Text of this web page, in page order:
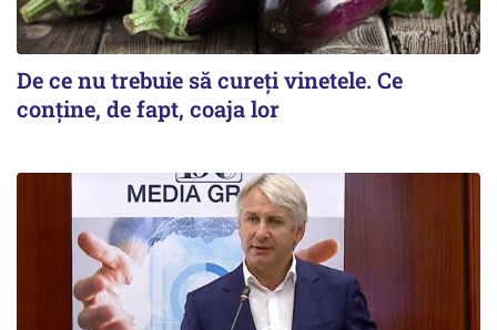
De ce nu trebuie să cureți vinetele. Ce
conține, de fapt, coaja lor